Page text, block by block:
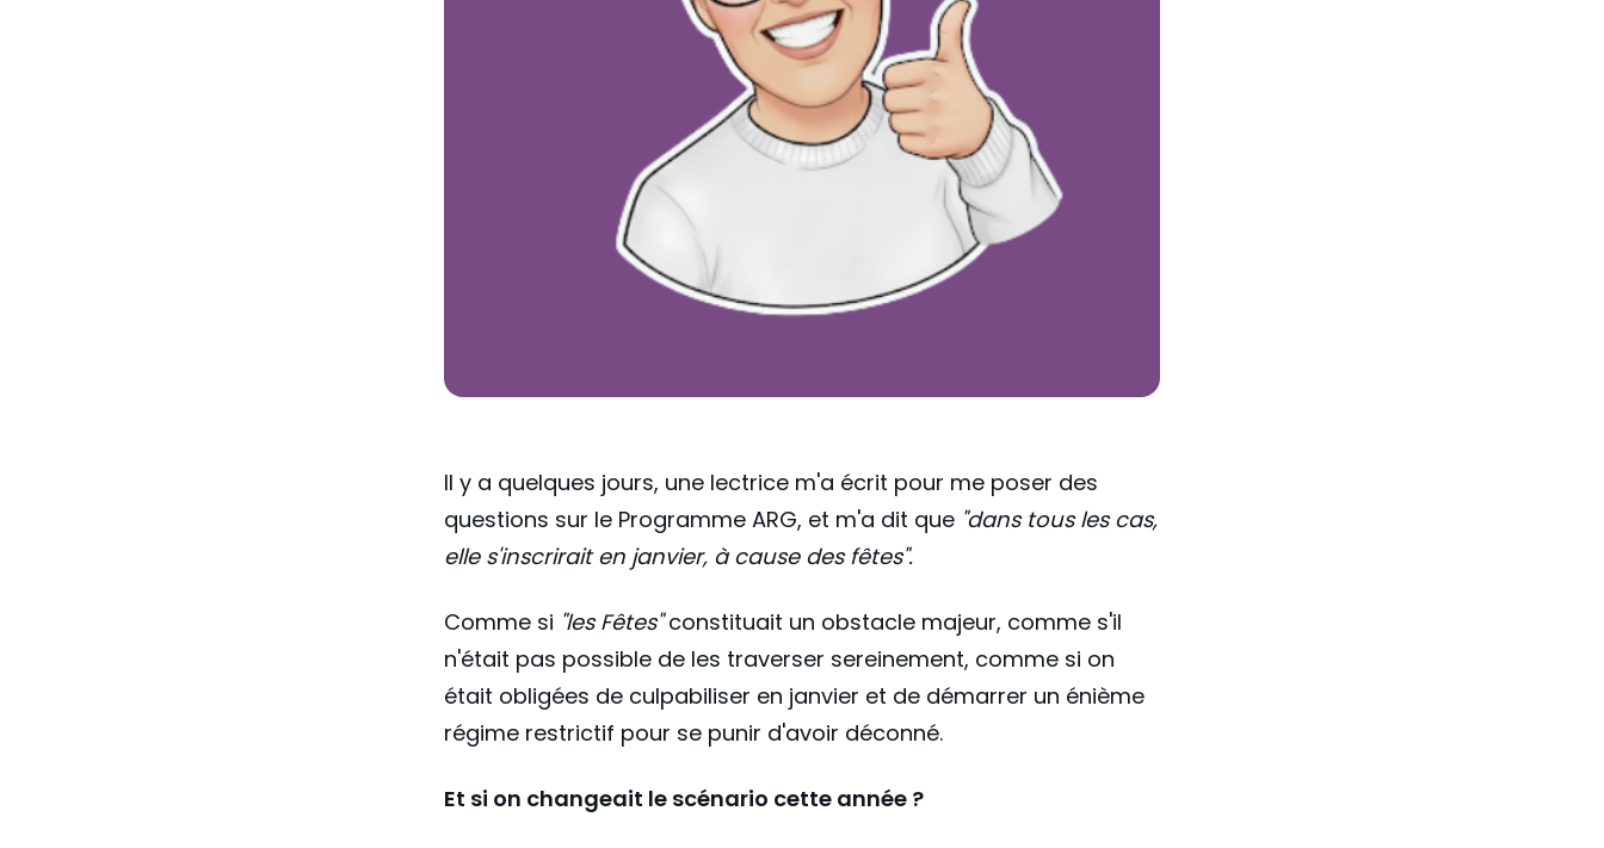
Il y a quelques jours, une lectrice m'a écrit pour me poser des
questions sur le Programme ARG, et m'a dit que "dans tous les cas,
elle s'inscrirait en janvier, à cause des fêtes".
Comme si "les Fêtes"constituait un obstacle majeur, comme s'il
n'était pas possible de les traverser sereinement, comme si on
était obligées de culpabiliser en janvier et de démarrer un énième
régime restrictif pour se punir d'avoir déconné.
Et si on changeait le scénario cette année ?